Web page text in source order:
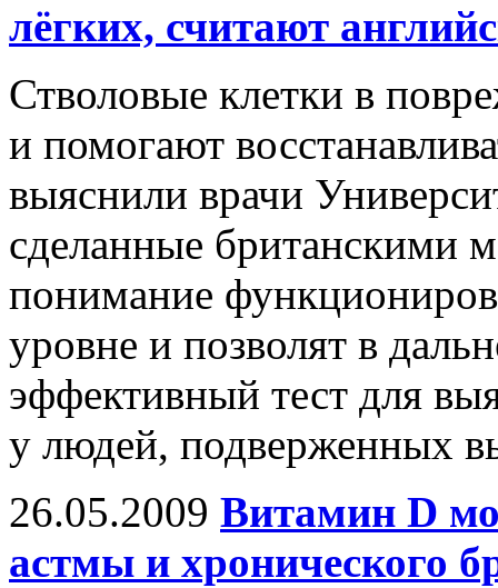
лёгких, считают
Стволовые клетки в
и помогают
выяснили врачи
сделанные британскими
понимание
уровне и позволят в
эффективный тест для
у людей, подверженных
26.05.2009 Витамин D
астмы и хронического